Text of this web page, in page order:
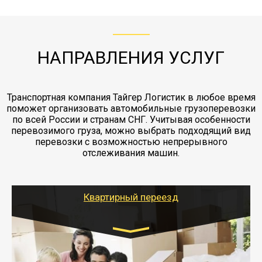
заканчивая выгрузкой в пункте получателя.
НАПРАВЛЕНИЯ УСЛУГ
Транспортная компания Тайгер Логистик в любое время
поможет организовать автомобильные грузоперевозки
по всей России и странам СНГ. Учитывая особенности
перевозимого груза, можно выбрать подходящий вид
перевозки с возможностью непрерывного
отслеживания машин.
Квартирный переезд
Газель: 1,5 и 3 тонны